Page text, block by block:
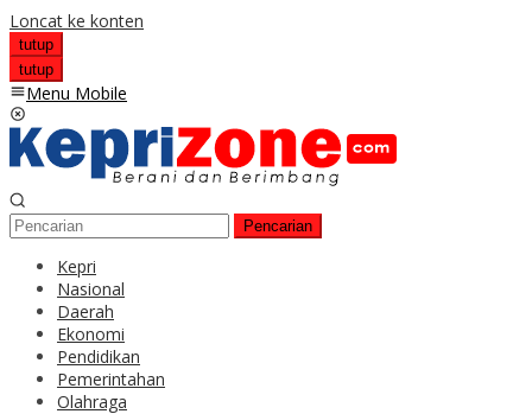
Loncat ke konten
tutup
tutup
Menu Mobile
Pencarian
Kepri
Nasional
Daerah
Ekonomi
Pendidikan
Pemerintahan
Olahraga